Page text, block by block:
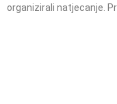
organizirali natjecanje.